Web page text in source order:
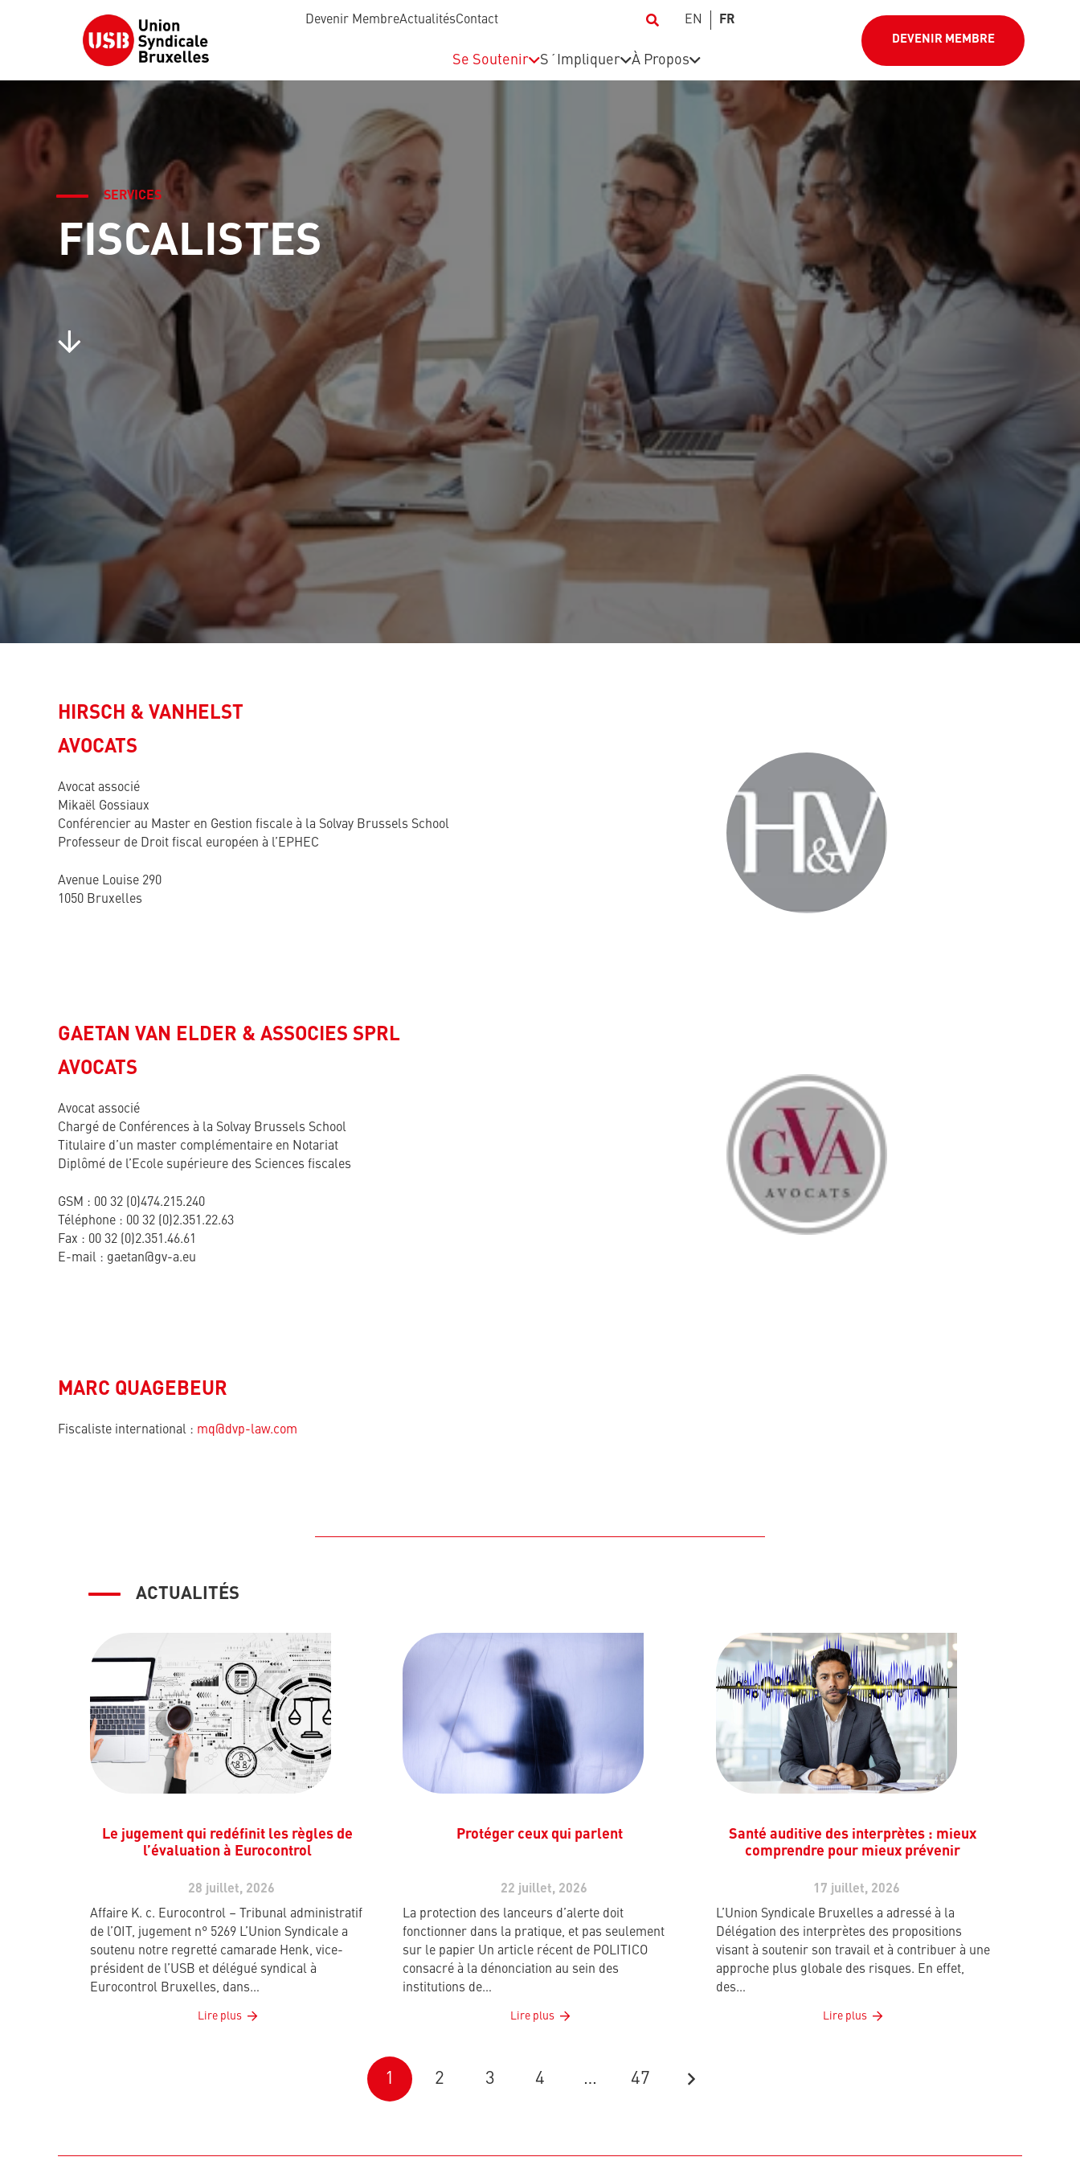
Devenir MembreActualitésContact EN FR
Se Soutenir S´Impliquer À Propos
DEVENIR MEMBRE
SERVICES
FISCALISTES
HIRSCH & VANHELST
AVOCATS
Avocat associé
Mikaël Gossiaux
Conférencier au Master en Gestion fiscale à la Solvay Brussels School
Professeur de Droit fiscal européen à l’EPHEC
Avenue Louise 290
1050 Bruxelles
GAETAN VAN ELDER & ASSOCIES SPRL
AVOCATS
Avocat associé
Chargé de Conférences à la Solvay Brussels School
Titulaire d’un master complémentaire en Notariat
Diplômé de l’Ecole supérieure des Sciences fiscales
GSM : 00 32 (0)474.215.240
Téléphone : 00 32 (0)2.351.22.63
Fax : 00 32 (0)2.351.46.61
E-mail : gaetan@gv-a.eu
MARC QUAGEBEUR
Fiscaliste international : mq@dvp-law.com
ACTUALITÉS
Le jugement qui redéfinit les règles de
l’évaluation à Eurocontrol
28 juillet, 2026
Affaire K. c. Eurocontrol – Tribunal administratif
de l’OIT, jugement n° 5269 L’Union Syndicale a
soutenu notre regretté camarade Henk, vice-
président de l’USB et délégué syndical à
Eurocontrol Bruxelles, dans…
Lire plus
Protéger ceux qui parlent
22 juillet, 2026
La protection des lanceurs d’alerte doit
fonctionner dans la pratique, et pas seulement
sur le papier Un article récent de POLITICO
consacré à la dénonciation au sein des
institutions de…
Lire plus
Santé auditive des interprètes : mieux
comprendre pour mieux prévenir
17 juillet, 2026
L’Union Syndicale Bruxelles a adressé à la
Délégation des interprètes des propositions
visant à soutenir son travail et à contribuer à une
approche plus globale des risques. En effet,
des…
Lire plus
1 2 3 4 … 47